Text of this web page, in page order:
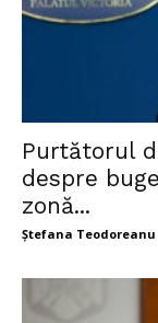
Purtătorul
despre
zonă...
Ștefana Teodoreanu